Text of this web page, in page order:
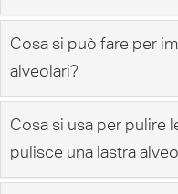
Cosa si può fare per
alveolari?
Cosa si usa per pulire
pulisce una lastra